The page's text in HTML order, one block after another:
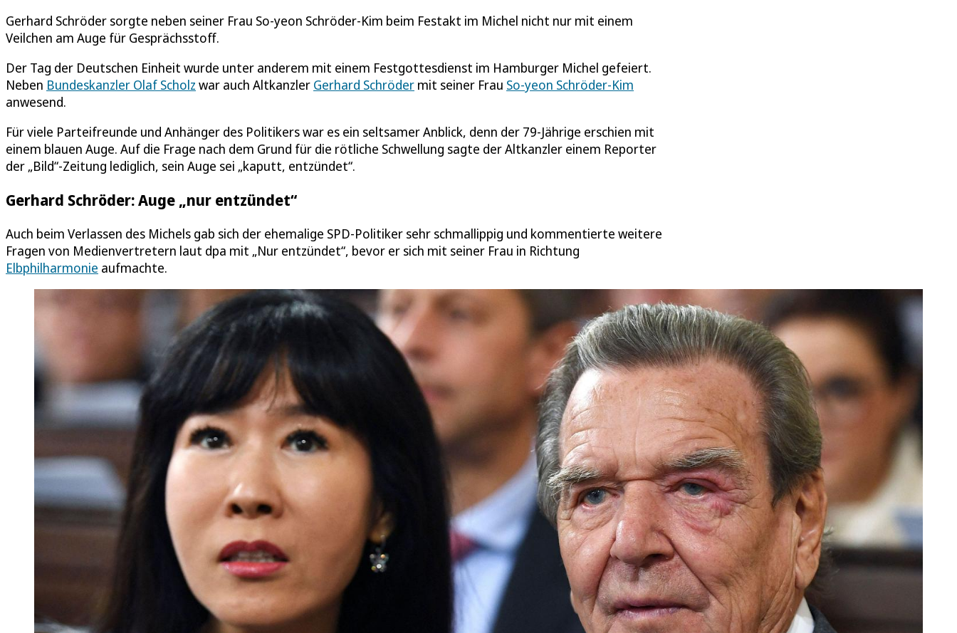
Gerhard Schröder sorgte neben seiner Frau So-yeon Schröder-Kim beim Festakt im Michel nicht nur mit einem
Veilchen am Auge für Gesprächsstoff.
Der Tag der Deutschen Einheit wurde unter anderem mit einem Festgottesdienst im Hamburger Michel gefeiert.
Neben Bundeskanzler Olaf Scholz war auch Altkanzler Gerhard Schröder mit seiner Frau So-yeon Schröder-Kim
anwesend.
Für viele Parteifreunde und Anhänger des Politikers war es ein seltsamer Anblick, denn der 79-Jährige erschien mit
einem blauen Auge. Auf die Frage nach dem Grund für die rötliche Schwellung sagte der Altkanzler einem Reporter
der „Bild“-Zeitung lediglich, sein Auge sei „kaputt, entzündet“.
Gerhard Schröder: Auge „nur entzündet“
Auch beim Verlassen des Michels gab sich der ehemalige SPD-Politiker sehr schmallippig und kommentierte weitere
Fragen von Medienvertretern laut dpa mit „Nur entzündet“, bevor er sich mit seiner Frau in Richtung
Elbphilharmonie aufmachte.